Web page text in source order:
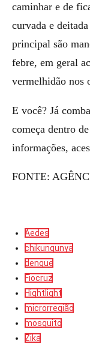
caminhar e de
curvada e
principal são
febre, em geral
vermelhidão nos
E você? Já
começa dentro
informações,
FONTE:
Aedes
chikungunya
dengue
Fiocruz
Hightlight
microrregião
mosquito
Zika